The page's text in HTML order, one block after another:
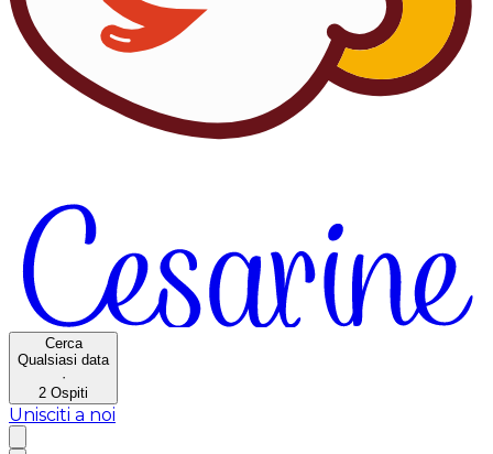
Cerca
Qualsiasi data
·
2 Ospiti
Unisciti a noi